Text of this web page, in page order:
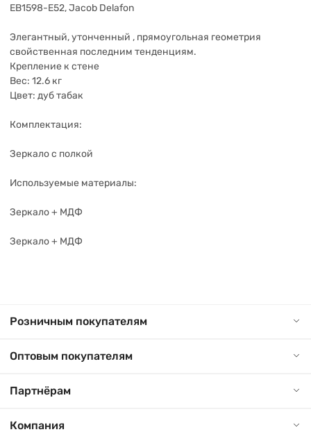
EB1598-E52, Jacob Delafon
Элегантный, утонченный , прямоугольная геометрия
свойственная последним тенденциям.
Крепление к стене
Вес: 12.6 кг
Цвет: дуб табак
Комплектация:
Зеркало с полкой
Используемые материалы:
Зеркало + МДФ
Зеркало + МДФ
Розничным покупателям
Оптовым покупателям
Партнёрам
Компания